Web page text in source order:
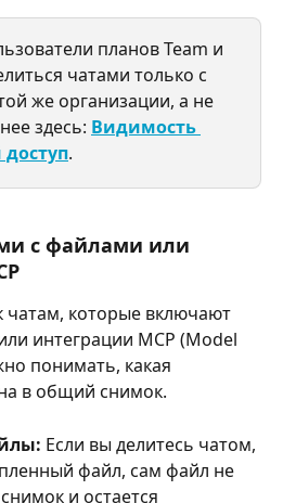
планов Team и
чатами только с
же организации, а не
здесь: Видимость
.
с файлами или
которые включают
интеграции MCP (Model
понимать, какая
в общий снимок.
Если вы делитесь чатом,
файл, сам файл не
и остается